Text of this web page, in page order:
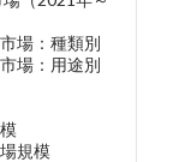
場：種類別
場：用途別
規模